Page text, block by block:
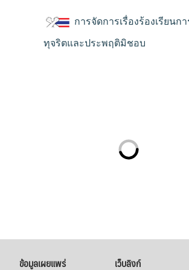
การจัดการเรื่องร้องเรียนกา
ทุจริตและประพฤติมิชอบ
ข้อมูลเผยแพร่ เว็บลิงก์